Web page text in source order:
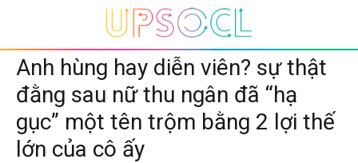
Anh hùng hay diễn viên? sự thật
đằng sau nữ thu ngân đã “hạ
gục” một tên trộm bằng 2 lợi thế
lớn của cô ấy